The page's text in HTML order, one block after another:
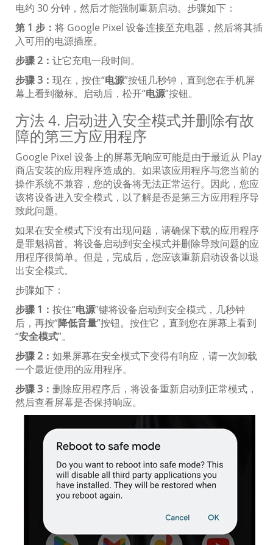
电约 30 分钟，然后才能强制重新启动。步骤如下：
第 1 步： 将 Google Pixel 设备连接至充电器，然后将其插
入可用的电源插座。
步骤 2： 让它充电一段时间。
步骤 3： 现在，按住“电源”按钮几秒钟，直到您在手机屏
幕上看到徽标。启动后，松开“电源”按钮。
方法 4. 启动进入安全模式并删除有故
障的第三方应用程序
Google Pixel 设备上的屏幕无响应可能是由于最近从 Play
商店安装的应用程序造成的。如果该应用程序与您当前的
操作系统不兼容，您的设备将无法正常运行。因此，您应
该将设备进入安全模式，以了解是否是第三方应用程序导
致此问题。
如果在安全模式下没有出现问题，请确保下载的应用程序
是罪魁祸首。将设备启动到安全模式并删除导致问题的应
用程序很简单。但是，完成后，您应该重新启动设备以退
出安全模式。
步骤如下：
步骤 1： 按住“电源”键将设备启动到安全模式，几秒钟
后，再按“降低音量”按钮。按住它，直到您在屏幕上看到
“安全模式”。
步骤 2： 如果屏幕在安全模式下变得有响应，请一次卸载
一个最近使用的应用程序。
步骤 3： 删除应用程序后，将设备重新启动到正常模式，
然后查看屏幕是否保持响应。